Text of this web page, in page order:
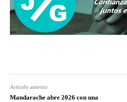
Artículo anterior
Mandarache abre 2026 con una